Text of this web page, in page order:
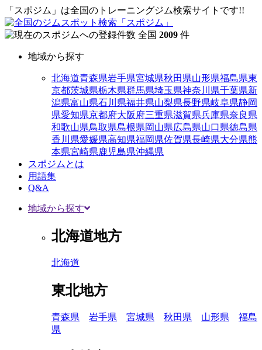
「スポジム」は全国のトレーニングジム検索サイトです!!
全国 2009 件
地域から探す
北海道青森県岩手県宮城県秋田県山形県福島県東
京都茨城県栃木県群馬県埼玉県神奈川県千葉県新
潟県富山県石川県福井県山梨県長野県岐阜県静岡
県愛知県京都府大阪府三重県滋賀県兵庫県奈良県
和歌山県鳥取県島根県岡山県広島県山口県徳島県
香川県愛媛県高知県福岡県佐賀県長崎県大分県熊
本県宮崎県鹿児島県沖縄県
スポジムとは
用語集
Q&A
地域から探す
北海道地方
北海道
東北地方
青森県 岩手県 宮城県 秋田県 山形県
福島
県